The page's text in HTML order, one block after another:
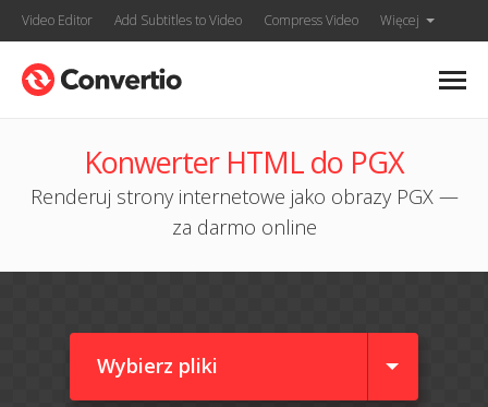
Video Editor Add Subtitles to Video Compress Video Więcej
Konwerter HTML do PGX
Renderuj strony internetowe jako obrazy PGX —
za darmo online
Wybierz pliki